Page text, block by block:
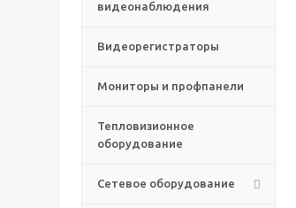
видеонаблюдения
Видеорегистраторы
Мониторы и профпанели
Тепловизионное
оборудование
Сетевое оборудование